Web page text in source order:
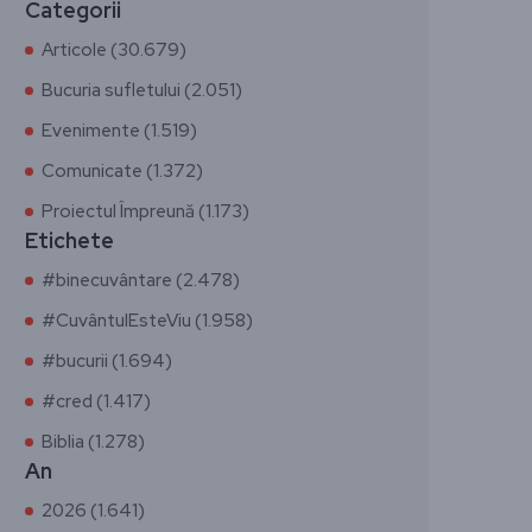
Categorii
Articole (30.679)
Bucuria sufletului (2.051)
Evenimente (1.519)
Comunicate (1.372)
Proiectul Împreună (1.173)
Etichete
#binecuvântare (2.478)
#CuvântulEsteViu (1.958)
#bucurii (1.694)
#cred (1.417)
Biblia (1.278)
An
2026 (1.641)